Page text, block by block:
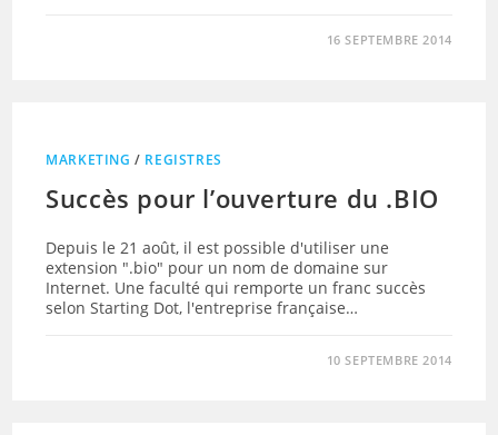
16 SEPTEMBRE 2014
MARKETING / REGISTRES
Succès pour l’ouverture du .BIO
Depuis le 21 août, il est possible d'utiliser une
extension ".bio" pour un nom de domaine sur
Internet. Une faculté qui remporte un franc succès
selon Starting Dot, l'entreprise française…
10 SEPTEMBRE 2014